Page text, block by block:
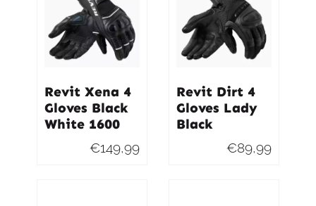
Revit Xena 4
Gloves Black
White 1600
€149,99
Revit Dirt 4
Gloves Lady
Black
€89,99